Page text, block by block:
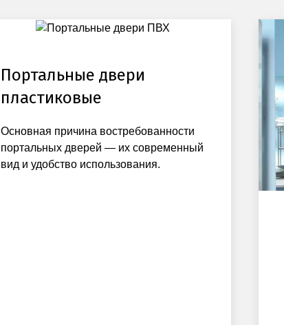
Портальные двери
пластиковые
Основная причина востребованности
портальных дверей — их современный
вид и удобство использования.